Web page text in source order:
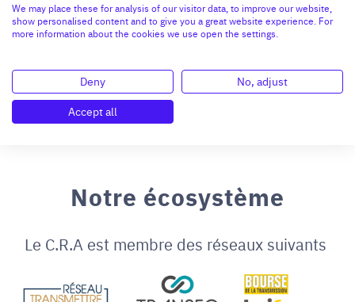
Notre écosystème
Le C.R.A est membre des réseaux suivants
We may place these for analysis of our visitor data, to improve our website,
show personalised content and to give you a great website experience. For
more information about the cookies we use open the settings.
Deny
No, adjust
Accept all